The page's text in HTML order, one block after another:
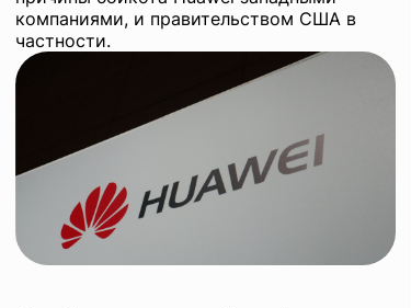
компаниями, и правительством США в
частности.